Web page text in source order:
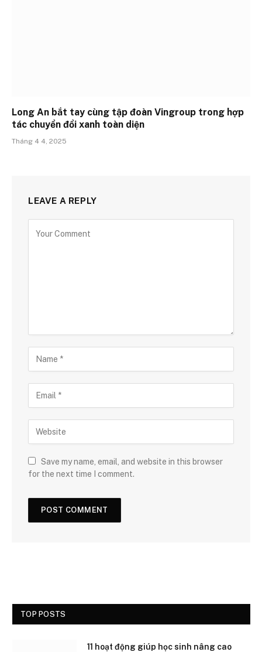
Long An bắt tay cùng tập đoàn Vingroup trong hợp
tác chuyển đổi xanh toàn diện
Tháng 4 4, 2025
LEAVE A REPLY
Save my name, email, and website in this browser
for the next time I comment.
TOP POSTS
11 hoạt động giúp học sinh nâng cao